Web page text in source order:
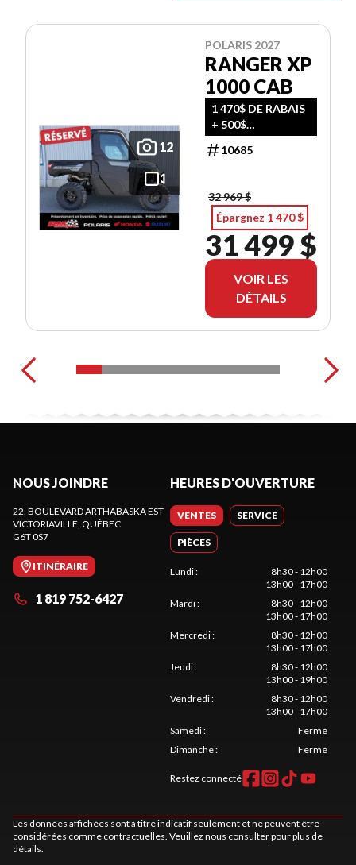
12
POLARIS 2027
RANGER XP
1000 CAB
1 470$ DE RABAIS
+ 500$
D'ACCESSOIRES
GRATUITS!
10685
32 969 $
Épargnez 1 470 $
31 499 $
VOIR LES
DÉTAILS
NOUS JOINDRE
22, BOULEVARD ARTHABASKA EST
VICTORIAVILLE, QUÉBEC
G6T 0S7
ITINÉRAIRE
1 819 752-6427
HEURES D'OUVERTURE
VENTES SERVICE
PIÈCES
Lundi:
8h30 - 12h00
13h00 - 17h00
Mardi:
8h30 - 12h00
13h00 - 17h00
Mercredi:
8h30 - 12h00
13h00 - 17h00
Jeudi:
8h30 - 12h00
13h00 - 19h00
Vendredi:
8h30 - 12h00
13h00 - 17h00
Samedi:
Fermé
Dimanche: Fermé
Restez connecté
Les données affichées sont à titre indicatif seulement et ne peuvent être
considérées comme contractuelles. Veuillez nous consulter pour plus de
détails.